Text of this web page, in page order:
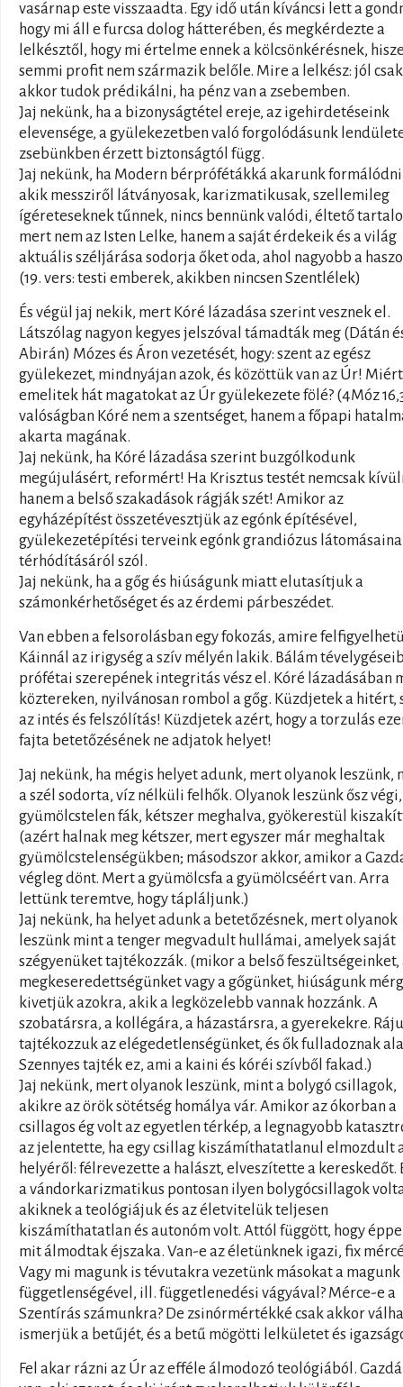
vasárnap este visszaadta. Egy idő után kíváncsi lett a
hogy mi áll e furcsa dolog hátterében, és megkérdezte a
lelkésztől, hogy mi értelme ennek a kölcsönkérésnek,
semmi profit nem származik belőle. Mire a lelkész: jól csak
akkor tudok prédikálni, ha pénz van a zsebemben.
Jaj nekünk, ha a bizonyságtétel ereje, az igehirdetéseink
elevensége, a gyülekezetben való forgolódásunk
zsebünkben érzett biztonságtól függ.
Jaj nekünk, ha Modern bérprófétákká akarunk
akik messziről látványosak, karizmatikusak, szellemileg
ígéreteseknek tűnnek, nincs bennünk valódi, éltető
mert nem az Isten Lelke, hanem a saját érdekeik és a világ
aktuális széljárása sodorja őket oda, ahol nagyobb a
(19. vers: testi emberek, akikben nincsen Szentlélek)
És végül jaj nekik, mert Kóré lázadása szerint vesznek el.
Látszólag nagyon kegyes jelszóval támadták meg (Dátán
Abirán) Mózes és Áron vezetését, hogy: szent az egész
gyülekezet, mindnyájan azok, és közöttük van az Úr! Miért
emelitek hát magatokat az Úr gyülekezete fölé? (4Móz
valóságban Kóré nem a szentséget, hanem a főpapi
akarta magának.
Jaj nekünk, ha Kóré lázadása szerint buzgólkodunk
megújulásért, reformért! Ha Krisztus testét nemcsak
hanem a belső szakadások rágják szét! Amikor az
egyházépítést összetévesztjük az egónk építésével,
gyülekezetépítési terveink egónk grandiózus
térhódításáról szól.
Jaj nekünk, ha a gőg és hiúságunk miatt elutasítjuk a
számonkérhetőséget és az érdemi párbeszédet.
Van ebben a felsorolásban egy fokozás, amire
Káinnál az irigység a szív mélyén lakik. Bálám
prófétai szerepének integritás vész el. Kóré lázadásában
köztereken, nyilvánosan rombol a gőg. Küzdjetek a hitért,
az intés és felszólítás! Küzdjetek azért, hogy a torzulás
fajta betetőzésének ne adjatok helyet!
Jaj nekünk, ha mégis helyet adunk, mert olyanok leszünk,
a szél sodorta, víz nélküli felhők. Olyanok leszünk ősz végi,
gyümölcstelen fák, kétszer meghalva, gyökerestül
(azért halnak meg kétszer, mert egyszer már meghaltak
gyümölcstelenségükben; másodszor akkor, amikor a
végleg dönt. Mert a gyümölcsfa a gyümölcséért van. Arra
lettünk teremtve, hogy tápláljunk.)
Jaj nekünk, ha helyet adunk a betetőzésnek, mert olyanok
leszünk mint a tenger megvadult hullámai, amelyek saját
szégyenüket tajtékozzák. (mikor a belső feszültségeinket,
megkeseredettségünket vagy a gőgünket, hiúságunk
kivetjük azokra, akik a legközelebb vannak hozzánk. A
szobatársra, a kollégára, a házastársra, a gyerekekre.
tajtékozzuk az elégedetlenségünket, és ők fulladoznak
Szennyes tajték ez, ami a kaini és kóréi szívből fakad.)
Jaj nekünk, mert olyanok leszünk, mint a bolygó csillagok,
akikre az örök sötétség homálya vár. Amikor az ókorban a
csillagos ég volt az egyetlen térkép, a legnagyobb
az jelentette, ha egy csillag kiszámíthatatlanul elmozdult
helyéről: félrevezette a halászt, elveszítette a kereskedőt.
a vándorkarizmatikus pontosan ilyen bolygócsillagok
akiknek a teológiájuk és az életvitelük teljesen
kiszámíthatatlan és autonóm volt. Attól függött, hogy
mit álmodtak éjszaka. Van-e az életünknek igazi, fix
Vagy mi magunk is tévutakra vezetünk másokat a magunk
függetlenségével, ill. függetlenedési vágyával? Mérce-e a
Szentírás számunkra? De zsinórmértékké csak akkor
ismerjük a betűjét, és a betű mögötti lelkületet és
Fel akar rázni az Úr az efféle álmodozó teológiából.